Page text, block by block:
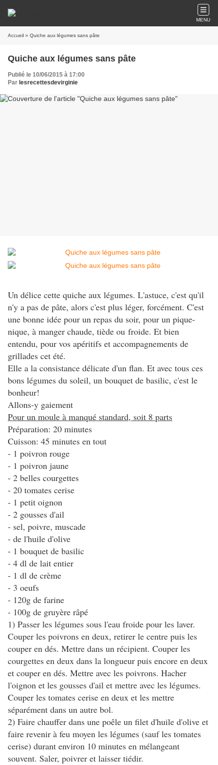
MENU
Accueil » Quiche aux légumes sans pâte
Quiche aux légumes sans pâte
Publié le 10/06/2015 à 17:00
Par lesrecettesdevirginie
Un délice cette quiche aux légumes. L'astuce, c'est qu'il
n'y a pas de pâte, alors c'est plus léger, forcément. C'est
une bonne idée pour un repas du soir, pour un pique-
nique, à manger chaude, tiède ou froide. Et bien
entendu, pour vos apéritifs et accompagnements de
grillades cet été.
Elle a la consistance délicate d'un flan. Et avec tous ces
bons légumes du soleil, un bouquet de basilic, c'est le
bonheur!
Allons-y gaiement
Pour un moule à manqué standard, soit 8 parts
Préparation: 20 minutes
Cuisson: 45 minutes en tout
- 1 poivron rouge
- 1 poivron jaune
- 2 belles courgettes
- 20 tomates cerise
- 1 petit oignon
- 2 gousses d'ail
- sel, poivre, muscade
- de l'huile d'olive
- 1 bouquet de basilic
- 4 dl de lait entier
- 1 dl de crème
- 3 oeufs
- 120g de farine
- 100g de gruyère râpé
1) Passer les légumes sous l'eau froide pour les laver.
Couper les poivrons en deux, retirer le centre puis les
couper en dés. Mettre dans un récipient. Couper les
courgettes en deux dans la longueur puis encore en deux
et couper en dés. Mettre avec les poivrons. Hacher
l'oignon et les gousses d'ail et mettre avec les légumes.
Couper les tomates cerise en deux et les mettre
séparément dans un autre bol.
2) Faire chauffer dans une poêle un filet d'huile d'olive et
faire revenir à feu moyen les légumes (sauf les tomates
cerise) durant environ 10 minutes en mélangeant
souvent. Saler, poivrer et laisser tiédir.